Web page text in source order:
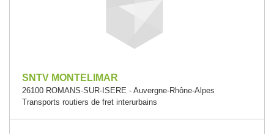
SNTV MONTELIMAR
26100 ROMANS-SUR-ISERE - Auvergne-Rhône-Alpes
Transports routiers de fret interurbains